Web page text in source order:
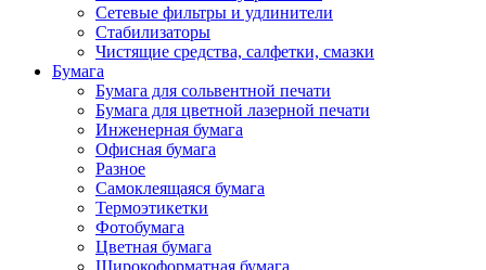
Сетевые фильтры и удлинители
Стабилизаторы
Чистящие средства, салфетки, смазки
Бумага
Бумага для сольвентной печати
Бумага для цветной лазерной печати
Инженерная бумага
Офисная бумага
Разное
Самоклеящаяся бумага
Термоэтикетки
Фотобумага
Цветная бумага
Широкоформатная бумага